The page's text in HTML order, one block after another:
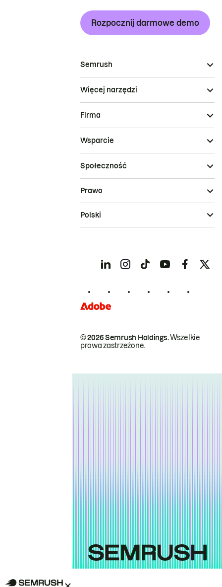
Rozpocznij darmowe demo
Semrush
Więcej narzędzi
Firma
Wsparcie
Społeczność
© 2026 Semrush Holdings.Wszelkie
prawa zastrzeżone.
Prawo
Polski